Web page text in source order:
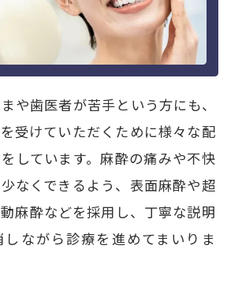
や歯医者が苦手という方にも、
受けていただくために様々な配
しています。麻酔の痛みや不快
なくできるよう、表面麻酔や超
麻酔などを採用し、丁寧な説明
ながら診療を進めてまいりま